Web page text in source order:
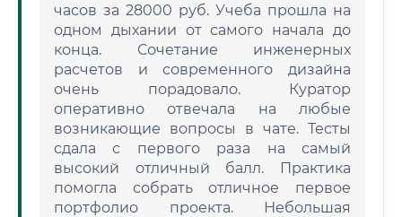
часов за 28000 руб. Учеба прошла на
одном дыхании от самого начала до
конца. Сочетание инженерных
расчетов и современного дизайна
очень порадовало. Куратор
оперативно отвечала на любые
возникающие вопросы в чате. Тесты
сдала с первого раза на самый
высокий отличный балл. Практика
помогла собрать отличное первое
портфолио проекта. Небольшая